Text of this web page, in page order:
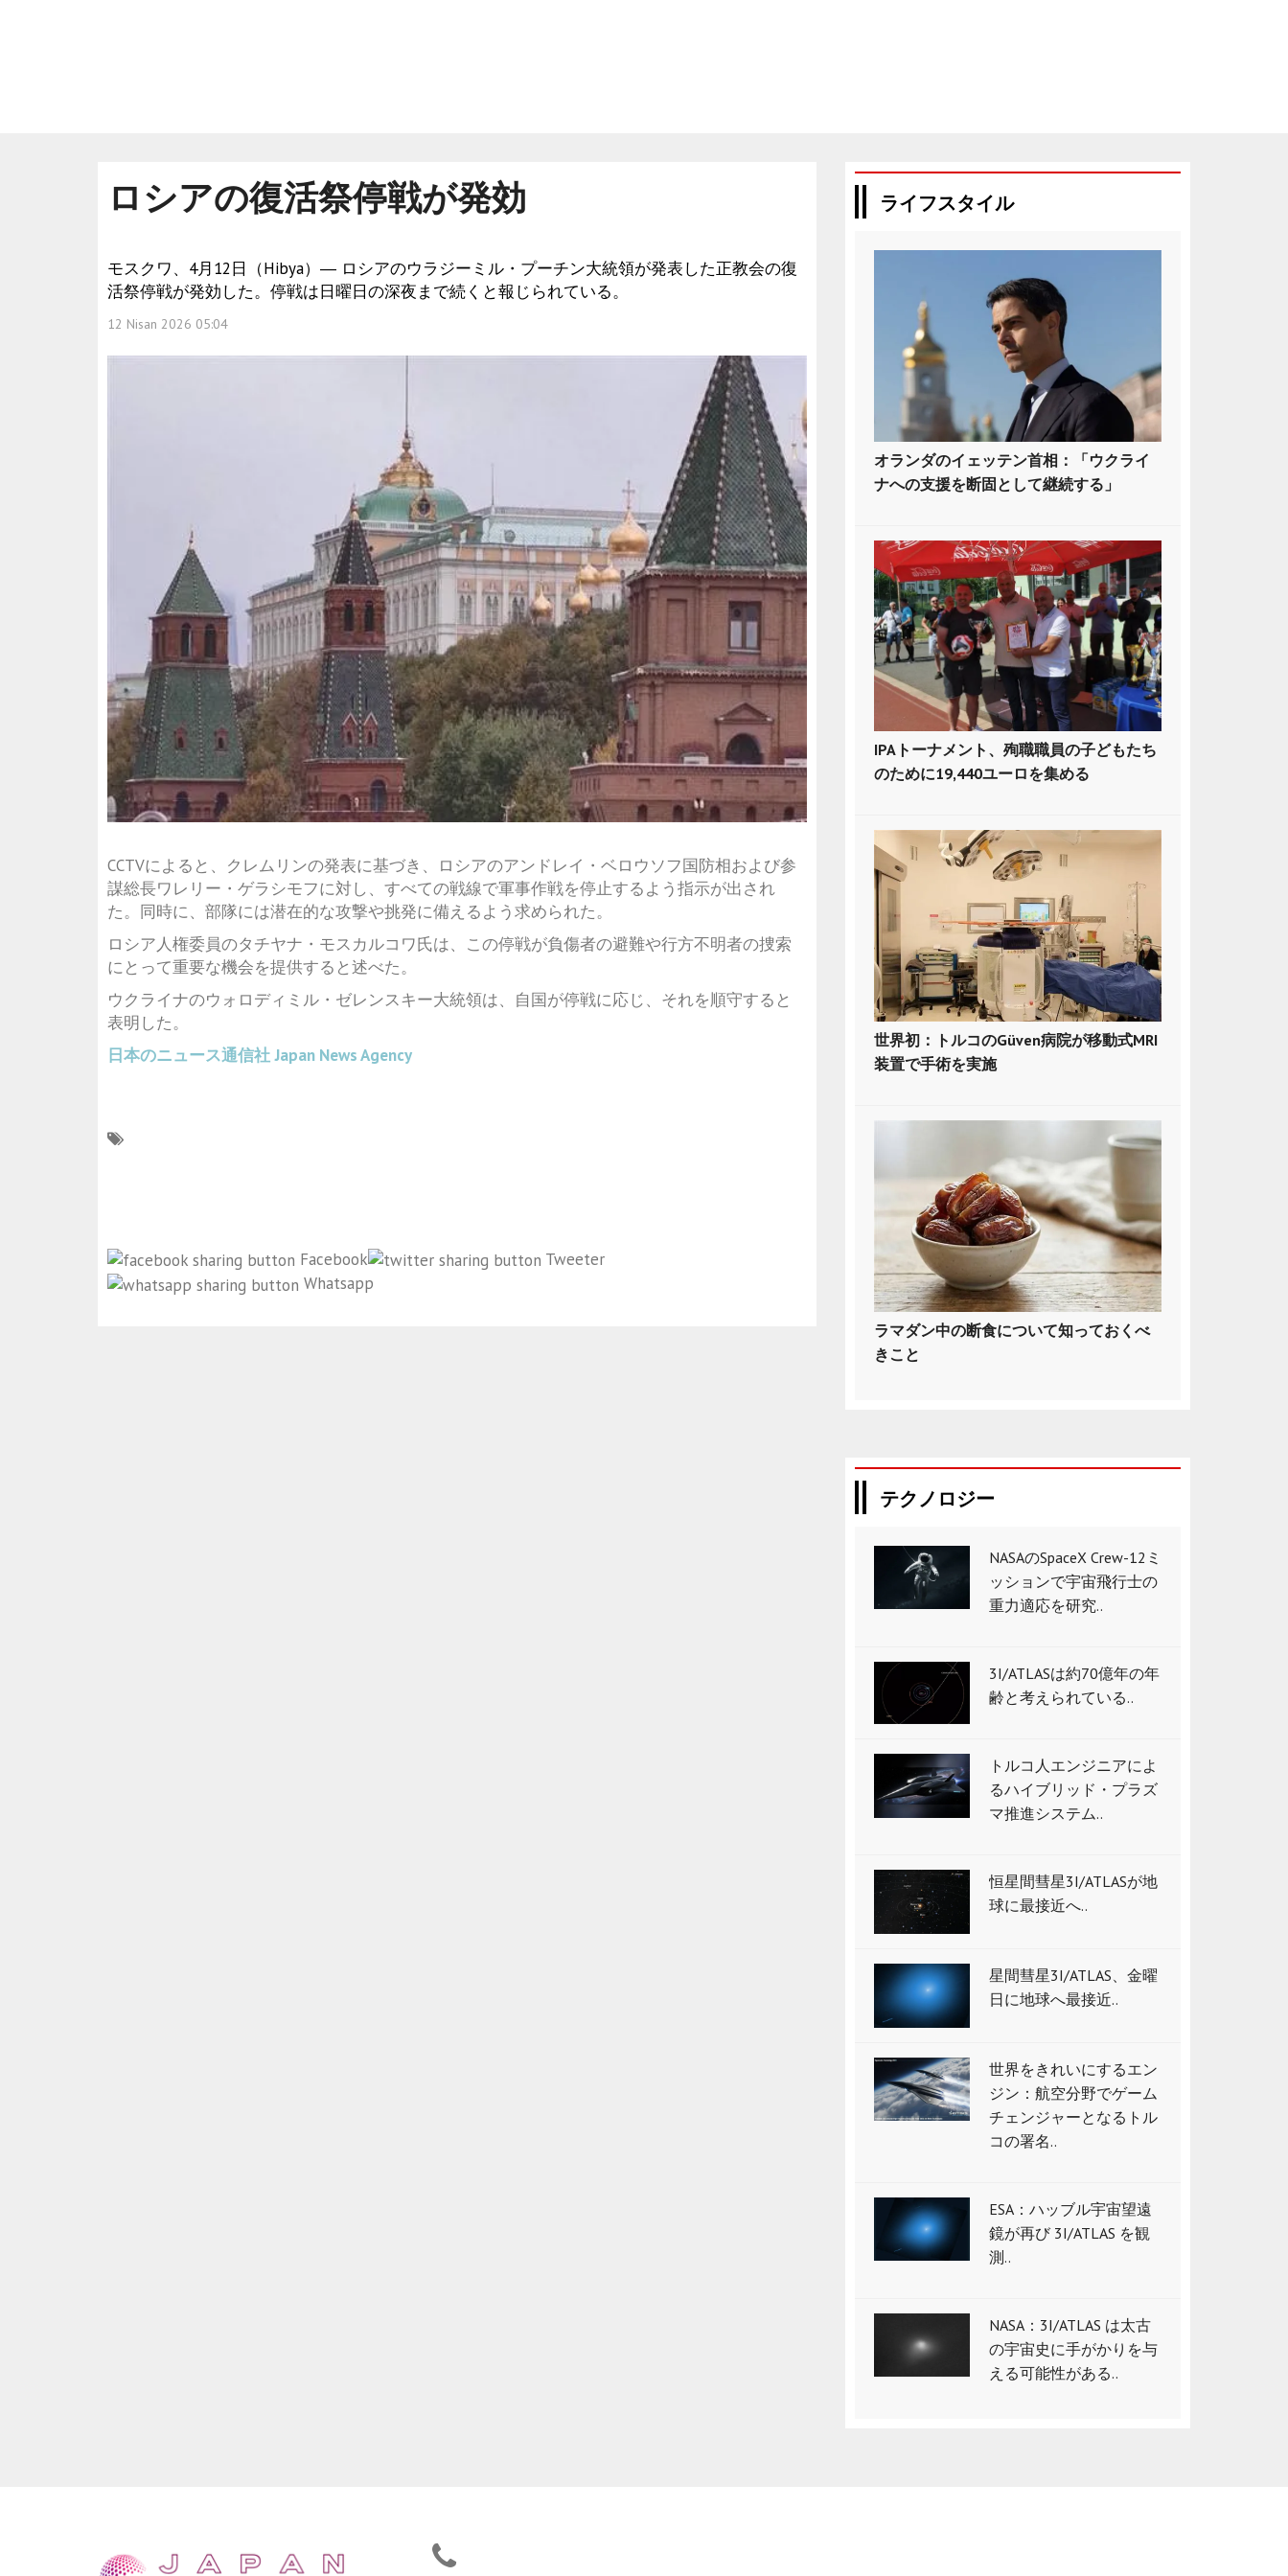
ロシアの復活祭停戦が発効
モスクワ、4月12日（Hibya）― ロシアのウラジーミル・プーチン大統領が発表した正教会の復
活祭停戦が発効した。停戦は日曜日の深夜まで続くと報じられている。
12 Nisan 2026 05:04
CCTVによると、クレムリンの発表に基づき、ロシアのアンドレイ・ベロウソフ国防相および参
謀総長ワレリー・ゲラシモフに対し、すべての戦線で軍事作戦を停止するよう指示が出され
た。同時に、部隊には潜在的な攻撃や挑発に備えるよう求められた。
ロシア人権委員のタチヤナ・モスカルコワ氏は、この停戦が負傷者の避難や行方不明者の捜索
にとって重要な機会を提供すると述べた。
ウクライナのウォロディミル・ゼレンスキー大統領は、自国が停戦に応じ、それを順守すると
表明した。
日本のニュース通信社 Japan News Agency
Facebook
Tweeter
Whatsapp
ライフスタイル
オランダのイェッテン首相：「ウクライ
ナへの支援を断固として継続する」
IPAトーナメント、殉職職員の子どもたち
のために19,440ユーロを集める
世界初：トルコのGüven病院が移動式MRI
装置で手術を実施
ラマダン中の断食について知っておくべ
きこと
テクノロジー
NASAのSpaceX Crew-12ミ
ッションで宇宙飛行士の
重力適応を研究..
3I/ATLASは約70億年の年
齢と考えられている..
トルコ人エンジニアによ
るハイブリッド・プラズ
マ推進システム..
恒星間彗星3I/ATLASが地
球に最接近へ..
星間彗星3I/ATLAS、金曜
日に地球へ最接近..
世界をきれいにするエン
ジン：航空分野でゲーム
チェンジャーとなるトル
コの署名..
ESA：ハッブル宇宙望遠
鏡が再び 3I/ATLAS を観
測..
NASA：3I/ATLAS は太古
の宇宙史に手がかりを与
える可能性がある..